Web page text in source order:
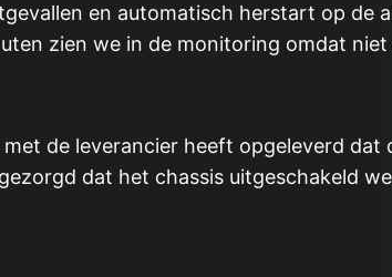
en automatisch herstart op de
zien we in de monitoring omdat
de leverancier heeft opgeleverd
dat het chassis uitgeschakeld